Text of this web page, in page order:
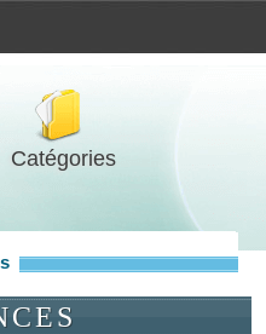
Catégories